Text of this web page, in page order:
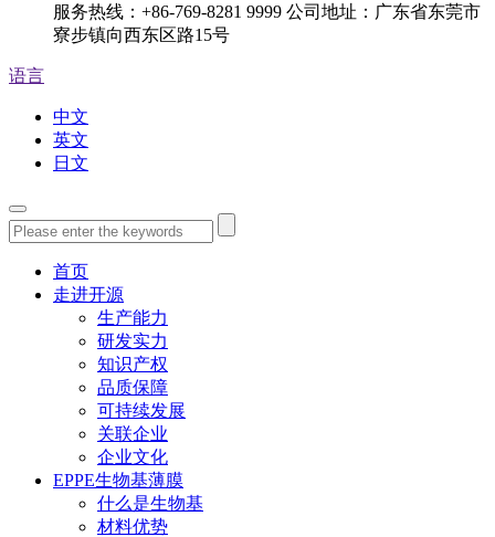
服务热线：+86-769-8281 9999 公司地址：广东省东莞市
寮步镇向西东区路15号
语言
中文
英文
日文
首页
走进开源
生产能力
研发实力
知识产权
品质保障
可持续发展
关联企业
企业文化
EPPE生物基薄膜
什么是生物基
材料优势